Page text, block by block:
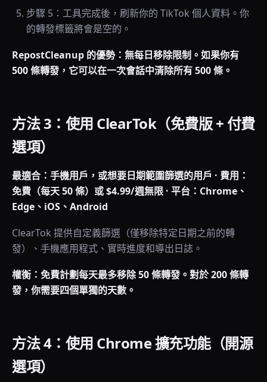
步驟 5：工具完成後，刷新你的 TikTok 個人資料。你
的轉發標籤將會是空的。
RepostCleanup 的優勢：無每日移除限制。如果你有
500 條轉發，它可以在一次會話中清除所有 500 條。
方法 3：使用 ClearTok（免費版 + 付費
選項）
最適合：手機用戶，或想要日期範圍篩選的用戶 · 費用：
免費（每天 50 條）或 $4.99/週無限 · 平台：Chrome、
Edge、iOS、Android
ClearTok 提供自定義篩選（僅移除特定日期之前的轉
發）、手機應用程式、實時進度和導出日誌。
權衡：免費計劃每天最多移除 50 條轉發。對於 200 條轉
發，你需要四個單獨的天數。
方法 4：使用 Chrome 擴充功能（開源
選項）